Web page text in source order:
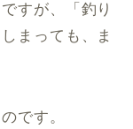
すが、「釣り
まっても、ま
です。